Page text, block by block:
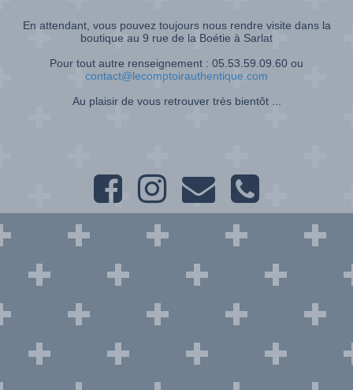
En attendant, vous pouvez toujours nous rendre visite dans la
boutique au 9 rue de la Boétie à Sarlat
Pour tout autre renseignement : 05.53.59.09.60 ou
contact@lecomptoirauthentique.com
Au plaisir de vous retrouver très bientôt ...